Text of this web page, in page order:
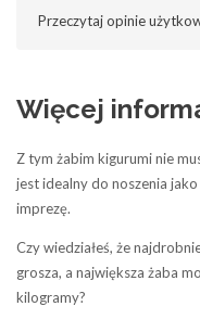
Przeczytaj opinie
Więcej
Z tym żabim kiguruminie
jest idealny do noszenia
imprezę.
Czywiedziałeś, żen
grosza, a największa żaba
kilogramy?